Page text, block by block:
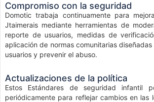
Compromiso con la seguridad
Domotic trabaja continuamente para
Jtaimerais mediante herramientas de
reporte de usuarios, medidas de
aplicación de normas comunitarias
usuarios y prevenir el abuso.
Actualizaciones de la política
Estos Estándares de seguridad infantil
periódicamente para reflejar cambios en las